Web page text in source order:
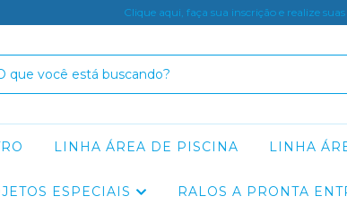
Clique aqui, faça sua inscrição e realize
LINHA ÁREA DE PISCINA LINHA
ESPECIAIS RALOS A PRONTA